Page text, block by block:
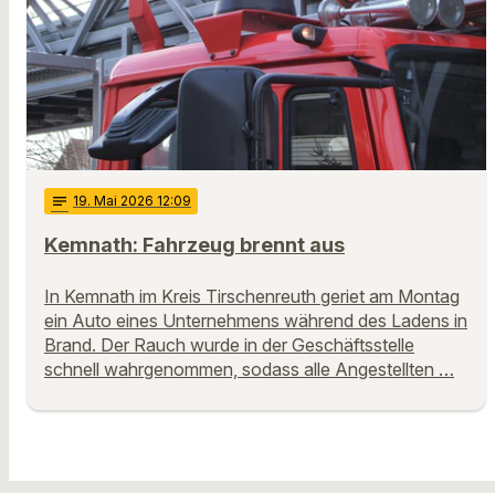
notes 19. Mai 2026 12:09
Kemnath: Fahrzeug brennt aus
In Kemnath im Kreis Tirschenreuth geriet am Montag
ein Auto eines Unternehmens während des Ladens in
Brand. Der Rauch wurde in der Geschäftsstelle
schnell wahrgenommen, sodass alle Angestellten …